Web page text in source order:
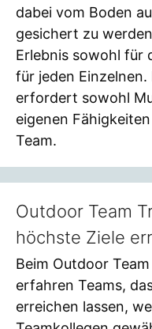
dabei vom Boden
gesichert zu
Erlebnis sowohl für
für jeden
erfordert sowohl
eigenen
Team.
Outdoor Team
höchste Ziele
Beim Outdoor
erfahren Teams,
erreichen lassen,